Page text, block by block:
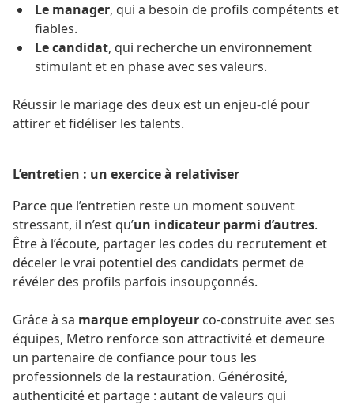
Le manager, qui a besoin de profils compétents et
fiables.
Le candidat, qui recherche un environnement
stimulant et en phase avec ses valeurs.
Réussir le mariage des deux est un enjeu-clé pour
attirer et fidéliser les talents.
L’entretien : un exercice à relativiser
Parce que l’entretien reste un moment souvent
stressant, il n’est qu’un indicateur parmi d’autres.
Être à l’écoute, partager les codes du recrutement et
déceler le vrai potentiel des candidats permet de
révéler des profils parfois insoupçonnés.
Grâce à sa marque employeur co-construite avec ses
équipes, Metro renforce son attractivité et demeure
un partenaire de confiance pour tous les
professionnels de la restauration. Générosité,
authenticité et partage : autant de valeurs qui